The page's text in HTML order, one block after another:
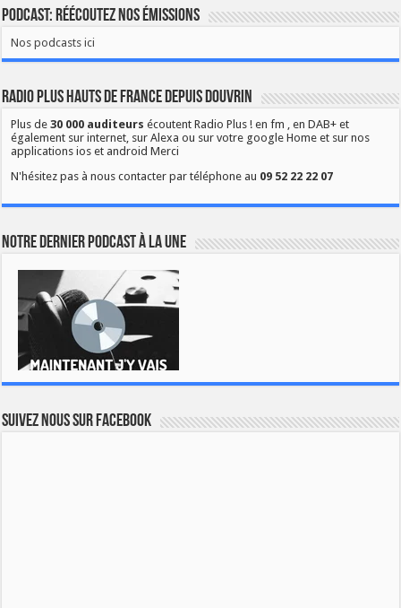
Podcast: Réécoutez nos émissions
Nos podcasts ici
Radio Plus Hauts de France depuis Douvrin
Plus de30 000 auditeurs écoutent Radio Plus ! en fm , en DAB+ et
également sur internet, sur Alexa ou sur votre google Home et sur nos
applications ios et android Merci
N'hésitez pas à nous contacter par téléphone au 09 52 22 22 07
Notre dernier podcast à la une
Suivez nous sur Facebook